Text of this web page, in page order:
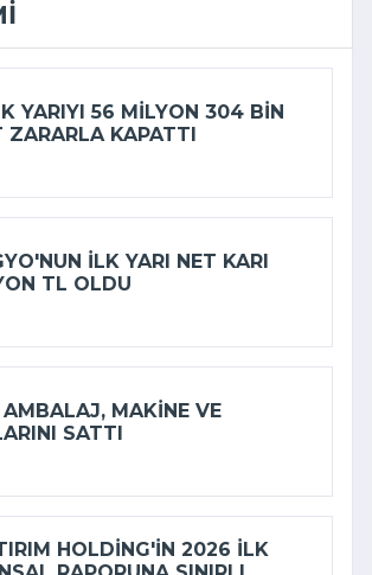
YARIYI 56 MILYON 304 BIN
ZARARLA KAPATTI
ILK YARI NET KARI
TL OLDU
AMBALAJ, MAKINE VE
SATTI
HOLDING'IN 2026 ILK